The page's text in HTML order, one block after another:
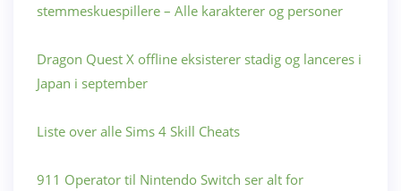
stemmeskuespillere – Alle karakterer og personer
Dragon Quest X offline eksisterer stadig og lanceres i
Japan i september
Liste over alle Sims 4 Skill Cheats
911 Operator til Nintendo Switch ser alt for